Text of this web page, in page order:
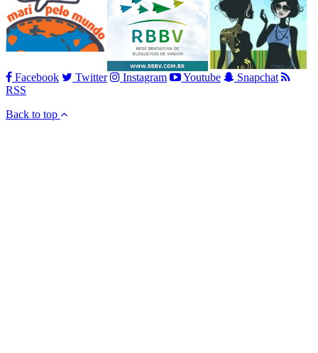
Facebook Twitter Instagram Youtube
Snapchat
RSS
Back to top